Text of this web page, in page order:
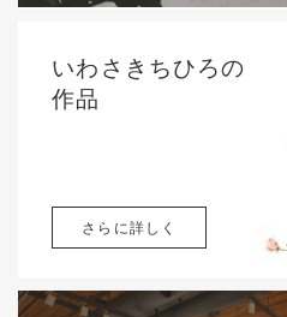
いわさきちひろの
作品
さらに詳しく